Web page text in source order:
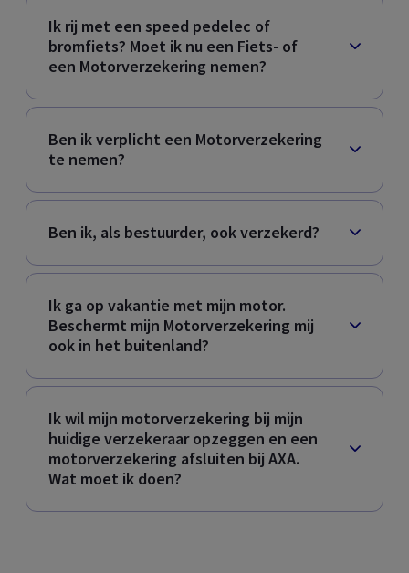
Ik rij met een speed pedelec of
bromfiets? Moet ik nu een Fiets- of
een Motorverzekering nemen?
Ben ik verplicht een Motorverzekering
te nemen?
Ben ik, als bestuurder, ook verzekerd?
Ik ga op vakantie met mijn motor.
Beschermt mijn Motorverzekering mij
ook in het buitenland?
Ik wil mijn motorverzekering bij mijn
huidige verzekeraar opzeggen en een
motorverzekering afsluiten bij AXA.
Wat moet ik doen?